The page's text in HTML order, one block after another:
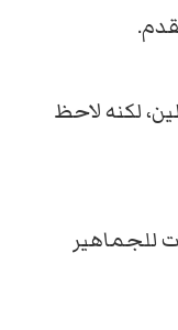
لكنه لاحظ
للجماهير